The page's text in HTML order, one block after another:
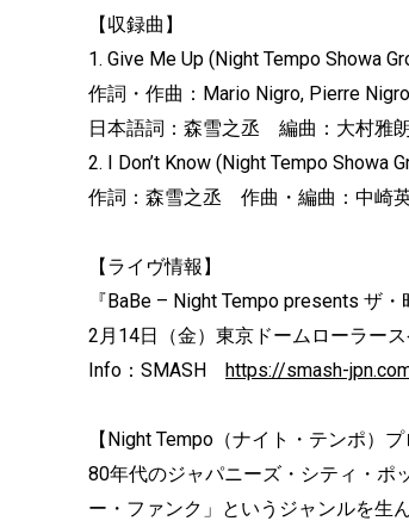
【収録曲】
1. Give Me Up (Night Tempo Showa
作詞・作曲：Mario Nigro, Pierre
日本語詞：森雪之丞 編曲：大村雅
2. I Don’t Know (Night Tempo Showa
作詞：森雪之丞 作曲・編曲：中崎
【ライヴ情報】
『BaBe – Night Tempo presents ザ
2月14日（金）東京ドームローラー
Info：SMASH https://smash-
【Night Tempo（ナイト・テンポ）プ
80年代のジャパニーズ・シティ・ポ
ー・ファンク」というジャンルを生